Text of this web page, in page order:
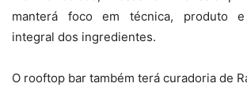
manterá foco em técnica, produto e
integral dos ingredientes.
O rooftop bar também terá curadoria de